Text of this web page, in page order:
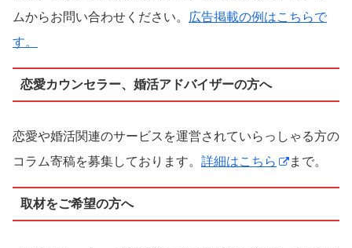
ムからお問い合わせください。
広告掲載の例はこちらで
す。
恋愛カウンセラー、婚活アドバイザーの方へ
恋愛や婚活関連のサービスを運営されていらっしゃる方の
コラム寄稿を募集しております。 詳細はこちら まで。
取材をご希望の方へ